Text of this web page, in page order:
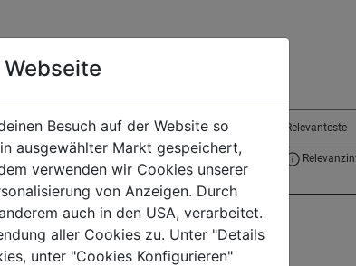
Besuch auf der Website so
ausgewählter Markt gespeichert,
verwenden wir Cookies unserer
von Anzeigen. Durch
auch in den USA, verarbeitet.
aller Cookies zu. Unter "Details
unter "Cookies Konfigurieren"